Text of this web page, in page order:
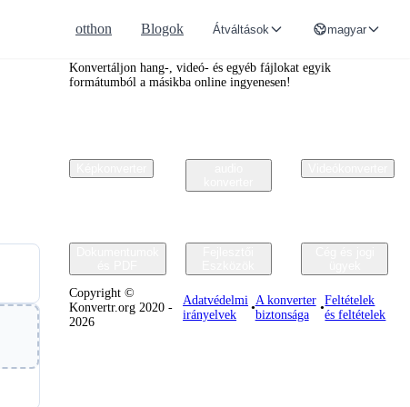
otthon Blogok Átváltások magyar
Convertr.org
Konvertáljon hang-, videó- és egyéb fájlokat egyik
formátumból a másikba online ingyenesen!
Copyright ©
Konvertr.org 2020 -
2026
Adatvédelmi
irányelvek
•
A konverter
biztonsága
•
Feltételek
és feltételek